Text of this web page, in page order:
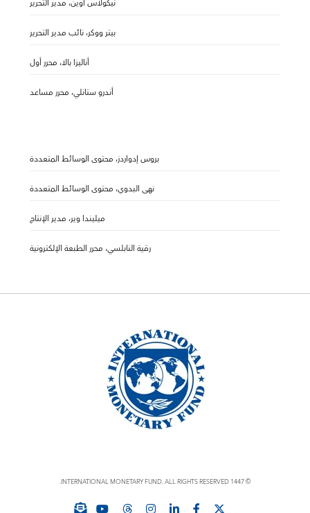
نيكولاس أوين، مدير التحرير
بيتر ووكر، نائب مدير التحرير
أناليزا بالا، محرر أول
أندرو ستانلي، محرر مساعد
بروس إدواردز، محتوى الوسائط المتعددة
نهى البدوي، محتوى الوسائط المتعددة
ميليندا وير، مدير الإنتاج
رقية النابلسي، محرر الطبعة الإلكترونية
© 1447 INTERNATIONAL MONETARY FUND. ALL RIGHTS RESERVED.